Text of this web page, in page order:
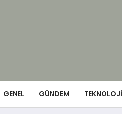
GENEL GÜNDEM TEKNOLOJI